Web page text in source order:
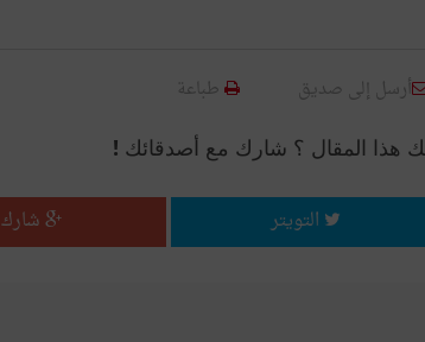
أرسل إلى صديق طباعة
هذا المقال ؟ شارك مع أصدقائك !
التويتر شارك